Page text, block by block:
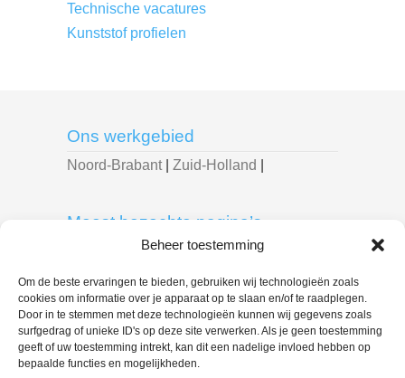
Beheer toestemming
Om de beste ervaringen te bieden, gebruiken wij technologieën zoals
cookies om informatie over je apparaat op te slaan en/of te raadplegen.
Door in te stemmen met deze technologieën kunnen wij gegevens zoals
surfgedrag of unieke ID's op deze site verwerken. Als je geen toestemming
geeft of uw toestemming intrekt, kan dit een nadelige invloed hebben op
bepaalde functies en mogelijkheden.
Technische vacatures
Kunststof profielen
Ons werkgebied
Noord-Brabant Zuid-Holland
Meest bezochte pagina’s
Delft|Den Bosch|Den Haag
Dordrecht
| Eindhoven |Leiden
Roosendaal|Rotterdam|Spijkenisse|
Tilburg